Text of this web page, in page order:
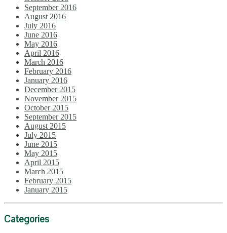
September 2016
August 2016
July 2016
June 2016
May 2016
April 2016
March 2016
February 2016
January 2016
December 2015
November 2015
October 2015
September 2015
August 2015
July 2015
June 2015
May 2015
April 2015
March 2015
February 2015
January 2015
Categories